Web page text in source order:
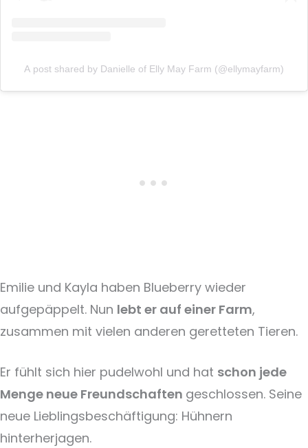
A post shared by Danielle of Elly May Farm (@ellymayfarm)
Emilie und Kayla haben Blueberry wieder
aufgepäppelt. Nun lebt er auf einer Farm,
zusammen mit vielen anderen geretteten Tieren.
Er fühlt sich hier pudelwohl und hat schon jede
Menge neue Freundschaften geschlossen. Seine
neue Lieblingsbeschäftigung: Hühnern
hinterherjagen.